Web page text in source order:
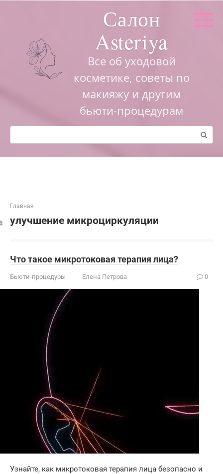
Салон
Asteriya
Все об уходовой
косметике, советы по
макияжу и другим
бьюти-процедурам
Поиск:
Главная
улучшение микроциркуляции
Что такое микротоковая терапия лица?
Бьюти-процедуры Елена Петрова 0
Узнайте, как микротоковая терапия лица безопасно и